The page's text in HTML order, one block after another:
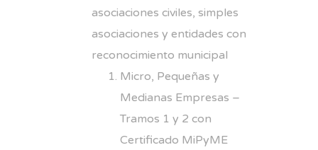
asociaciones civiles, simples
asociaciones y entidades con
reconocimiento municipal
Micro, Pequeñas y
Medianas Empresas –
Tramos 1 y 2 con
Certificado MiPyME